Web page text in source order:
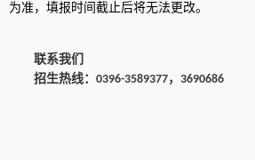
为准，填报时间截止后将无法更改。
联系我们
招生热线： 0396-3589377， 3690686